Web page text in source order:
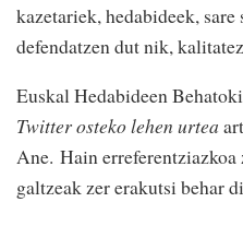
kazetariek, hedabideek,
defendatzen dut nik,
Euskal Hedabideen
Twitter osteko lehen urtea
Ane. Hain erreferentziazkoa
galtzeak zer erakutsi behar